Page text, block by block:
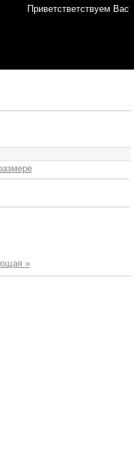
Приветстветствуем Вас
»